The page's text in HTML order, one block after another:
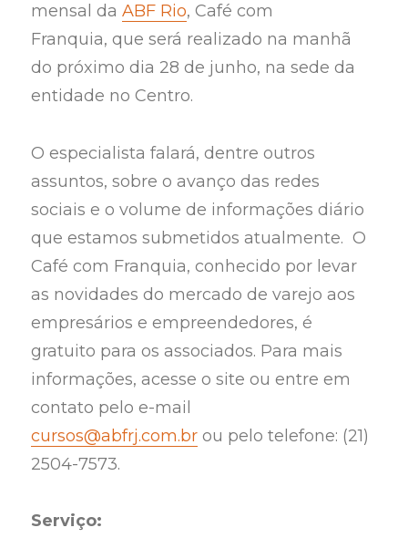
mensal daABF Rio, Café com
Franquia, que será realizado na manhã
do próximo dia 28 de junho, na sede da
entidade no Centro.
O especialista falará, dentre outros
assuntos, sobre o avanço das redes
sociais e o volume de informações diário
que estamos submetidos atualmente.O
Café com Franquia, conhecido por levar
as novidades do mercado de varejo aos
empresários e empreendedores, é
gratuito para os associados. Para mais
informações, acesse o site ou entre em
contato pelo e-mail
cursos@abfrj.com.br ou pelo telefone: (21)
2504-7573.
Serviço: